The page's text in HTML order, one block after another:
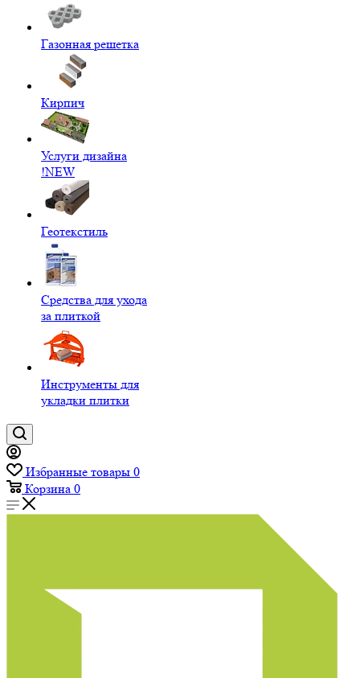
Газонная решетка
Кирпич
Услуги дизайна
!NEW
Геотекстиль
Средства для ухода
за плиткой
Инструменты для
укладки плитки
Избранные товары 0
Корзина 0